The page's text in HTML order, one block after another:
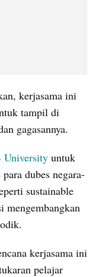
kerjasama ini
tampil di
gagasannya.
University untuk
dubes negara-
sustainable
mengembangkan
kerjasama ini
pelajar